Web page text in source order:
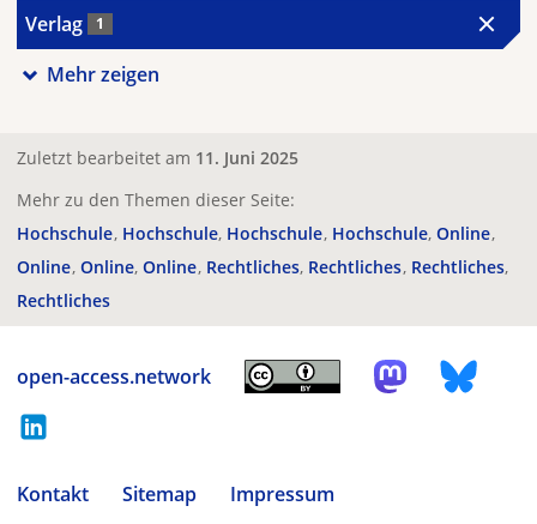
Verlag 1
Mehr zeigen
Zuletzt bearbeitet am 11. Juni 2025
Mehr zu den Themen dieser Seite:
Hochschule Hochschule Hochschule Hochschule Online
Online Online Online Rechtliches Rechtliches Rechtliches
Rechtliches
open-access.network
Kontakt Sitemap
Impressum